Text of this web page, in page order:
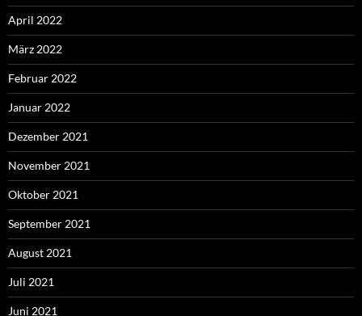
April 2022
März 2022
Februar 2022
Januar 2022
Dezember 2021
November 2021
Oktober 2021
September 2021
August 2021
Juli 2021
Juni 2021